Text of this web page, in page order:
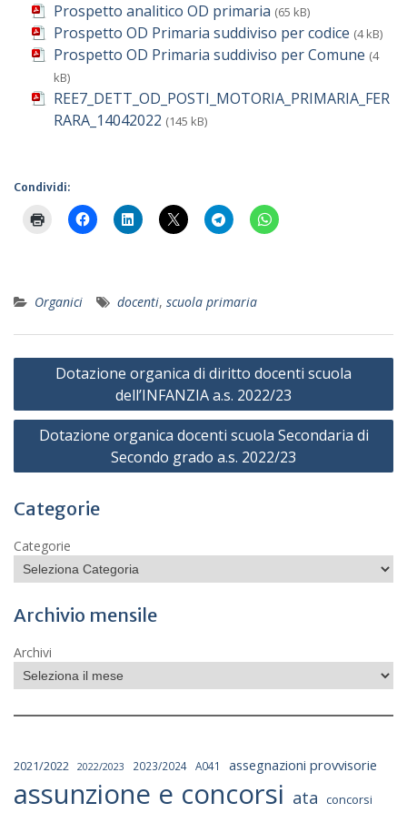
Prospetto analitico OD primaria (65 kB)
Prospetto OD Primaria suddiviso per codice (4 kB)
Prospetto OD Primaria suddiviso per Comune (4
kB)
REE7_DETT_OD_POSTI_MOTORIA_PRIMARIA_FER
RARA_14042022 (145 kB)
Condividi:
Organici docenti, scuola primaria
Navigazione
Dotazione organica di diritto docenti scuola
dell’INFANZIA a.s. 2022/23
Dotazione organica docenti scuola Secondaria di
Secondo grado a.s. 2022/23
Categorie
Categorie
Archivio mensile
Archivi
2021/2022 2022/2023 2023/2024 A041 assegnazioni provvisorie
assunzione e concorsi ata concorsi